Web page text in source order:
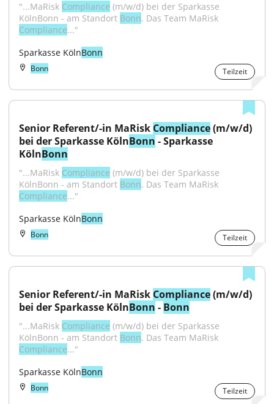
"...MaRisk Compliance (m/w/d) bei der Sparkasse
KölnBonn - am Standort Bonn
Compliance..."
Sparkasse KölnBonn
Bonn Teilzeit
Senior Referent/-in MaRisk Compliance (m/w/d)
bei der Sparkasse KölnBonn - Sparkasse
KölnBonn
"...MaRisk Compliance (m/w/d) bei der Sparkasse
KölnBonn - am Standort Bonn
Compliance..."
Sparkasse KölnBonn
Bonn Teilzeit
Senior Referent/-in MaRisk Compliance (m/w/d)
bei der Sparkasse KölnBonn - Bonn
"...MaRisk Compliance (m/w/d) bei der Sparkasse
KölnBonn - am Standort Bonn
Compliance..."
Sparkasse KölnBonn
Bonn Teilzeit